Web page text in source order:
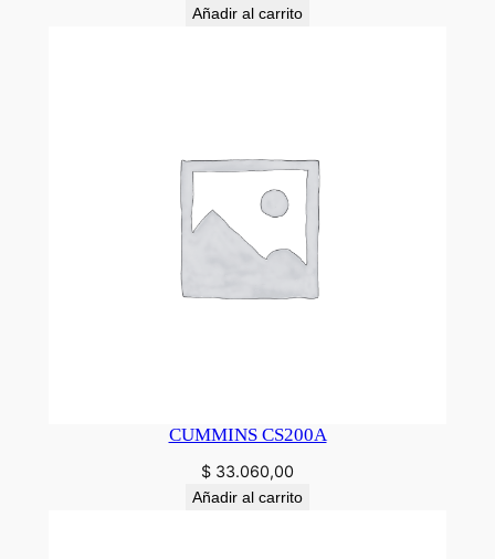
Añadir al carrito
CUMMINS CS200A
$ 33.060,00
Añadir al carrito